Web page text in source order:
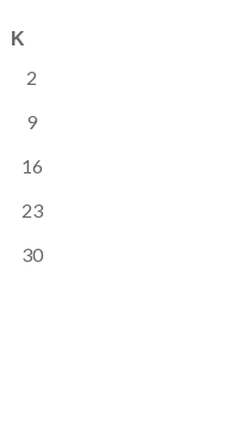
Κ
2
9
16
23
30